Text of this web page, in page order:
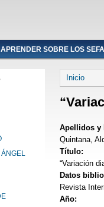
APRENDER SOBRE LOS
Se
Inicio
Apellidos y
Quintana,
Título:
“Variación
Datos
Revista
Año: